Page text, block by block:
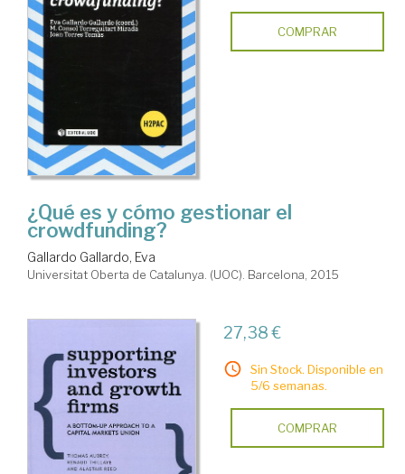
COMPRAR
¿Qué es y cómo gestionar el
crowdfunding?
Gallardo Gallardo, Eva
Universitat Oberta de Catalunya. (UOC). Barcelona, 2015
27,38 €
Sin Stock. Disponible en
5/6 semanas.
COMPRAR